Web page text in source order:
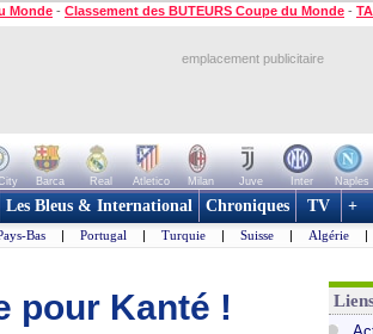
Monde - Classement des BUTEURS Coupe du Monde -
emplacement publicitaire
Barca Real Atletico Milan Juve Inter Naples
Les Bleus & International Chroniques TV +
Bas | Portugal | Turquie | Suisse | Algérie |
pour Kanté !